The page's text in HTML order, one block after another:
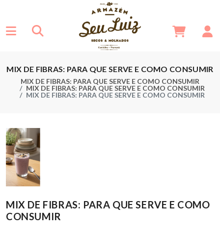
MIX DE FIBRAS: PARA QUE SERVE E COMO CONSUMIR
MIX DE FIBRAS: PARA QUE SERVE E COMO CONSUMIR
MIX DE FIBRAS: PARA QUE SERVE E COMO CONSUMIR
MIX DE FIBRAS: PARA QUE SERVE E COMO CONSUMIR
MIX DE FIBRAS: PARA QUE SERVE E COMO
CONSUMIR